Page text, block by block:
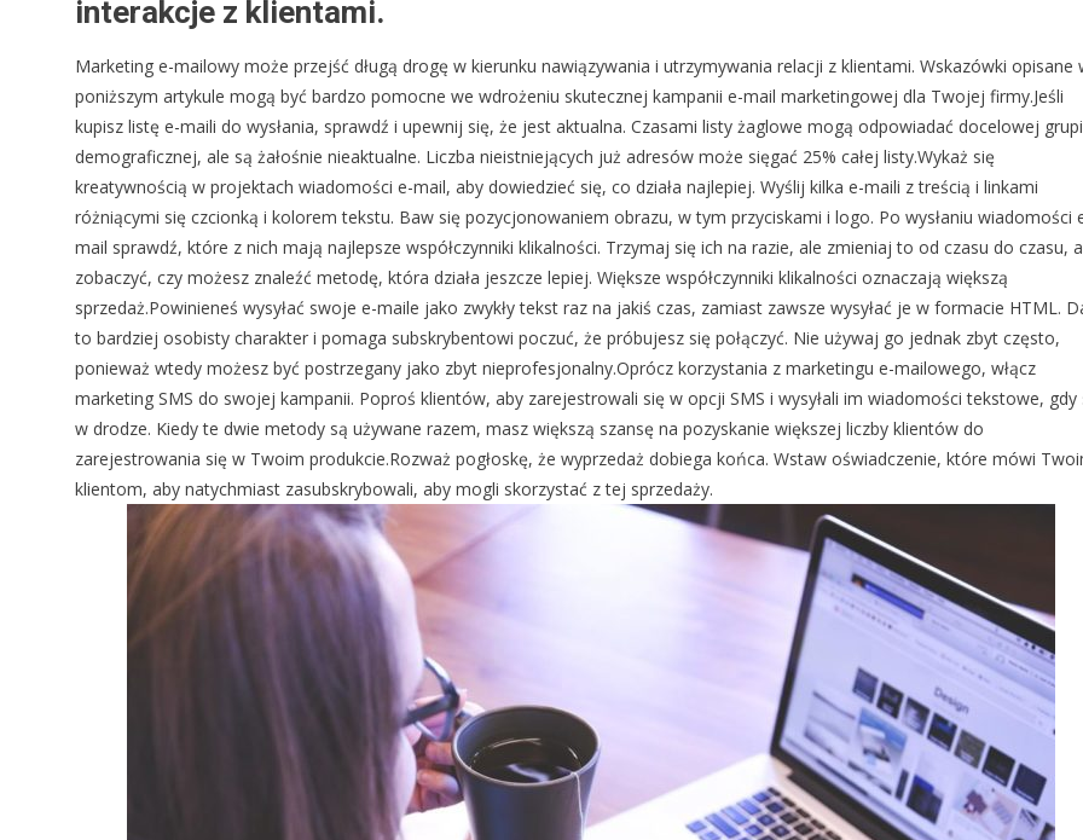
interakcje z klientami.
Marketing e-mailowy może przejść długą drogę w kierunku nawiązywania i utrzymywania relacji z klientami. Wskazówki opisane
poniższym artykule mogą być bardzo pomocne we wdrożeniu skutecznej kampanii e-mail marketingowej dla Twojej firmy.Jeśli
kupisz listę e-maili do wysłania, sprawdź i upewnij się, że jest aktualna. Czasami listy żaglowe mogą odpowiadać docelowej
demograficznej, ale są żałośnie nieaktualne. Liczba nieistniejących już adresów może sięgać 25% całej listy.Wykaż się
kreatywnością w projektach wiadomości e-mail, aby dowiedzieć się, co działa najlepiej. Wyślij kilka e-maili z treścią i linkami
różniącymi się czcionką i kolorem tekstu. Baw się pozycjonowaniem obrazu, w tym przyciskami i logo. Po wysłaniu wiadomości
mail sprawdź, które z nich mają najlepsze współczynniki klikalności. Trzymaj się ich na razie, ale zmieniaj to od czasu do czasu,
zobaczyć, czy możesz znaleźć metodę, która działa jeszcze lepiej. Większe współczynniki klikalności oznaczają większą
sprzedaż.Powinieneś wysyłać swoje e-maile jako zwykły tekst raz na jakiś czas, zamiast zawsze wysyłać je w formacie HTML.
to bardziej osobisty charakter i pomaga subskrybentowi poczuć, że próbujesz się połączyć. Nie używaj go jednak zbyt często,
ponieważ wtedy możesz być postrzegany jako zbyt nieprofesjonalny.Oprócz korzystania z marketingu e-mailowego, włącz
marketing SMS do swojej kampanii. Poproś klientów, aby zarejestrowali się w opcji SMS i wysyłali im wiadomości tekstowe, gdy
w drodze. Kiedy te dwie metody są używane razem, masz większą szansę na pozyskanie większej liczby klientów do
zarejestrowania się w Twoim produkcie.Rozważ pogłoskę, że wyprzedaż dobiega końca. Wstaw oświadczenie, które mówi
klientom, aby natychmiast zasubskrybowali, aby mogli skorzystać z tej sprzedaży.